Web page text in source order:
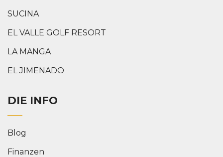
SUCINA
EL VALLE GOLF RESORT
LA MANGA
EL JIMENADO
DIE INFO
Blog
Finanzen